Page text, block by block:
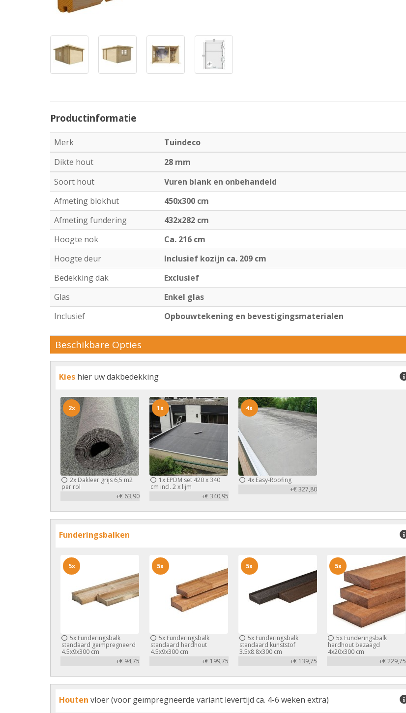
Productinformatie
Merk
Tuindeco
Dikte hout
28 mm
Soort hout
Vuren blank en onbehandeld
Afmeting blokhut
450x300 cm
Afmeting fundering
432x282 cm
Hoogte nok
Ca. 216 cm
Hoogte deur
Inclusief kozijn ca. 209 cm
Bedekking dak
Exclusief
Glas
Enkel glas
Inclusief
Opbouwtekening en bevestigingsmaterialen
Beschikbare Opties
Kies hier uw dakbedekking
2x Dakleer grijs 6,5 m2
per rol
+€ 63,90
2x
1xEPDM set 420 x 340
cm incl. 2 x lijm
+€ 340,95
1x
4xEasy-Roofing
+€ 327,80
4x
Funderingsbalken
5x Funderingsbalk
standaard geïmpregneerd
4.5x9x300 cm
+€ 94,75
5x
5xFunderingsbalk
standaard hardhout
4.5x9x300 cm
+€ 199,75
5x
5xFunderingsbalk
standaard kunststof
3.5x8.8x300 cm
+€ 139,75
5x
5x Funderingsbalk
hardhout bezaagd
4x20x300 cm
+€ 229,75
5x
Houten vloer (voor geïmpregneerde variant levertijd ca. 4-6 weken extra)